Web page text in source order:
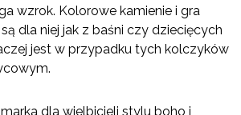
wzrok. Kolorowe kamienie i gra
dla niej jak z baśni czy dziecięcych
jest w przypadku tych kolczyków
dla wielbicieli stylu boho i